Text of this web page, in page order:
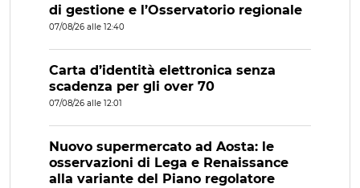
di gestione e l’Osservatorio regionale
07/08/26 alle 12:40
Carta d’identità elettronica senza
scadenza per gli over 70
07/08/26 alle 12:01
Nuovo supermercato ad Aosta: le
osservazioni di Lega e Renaissance
alla variante del Piano regolatore